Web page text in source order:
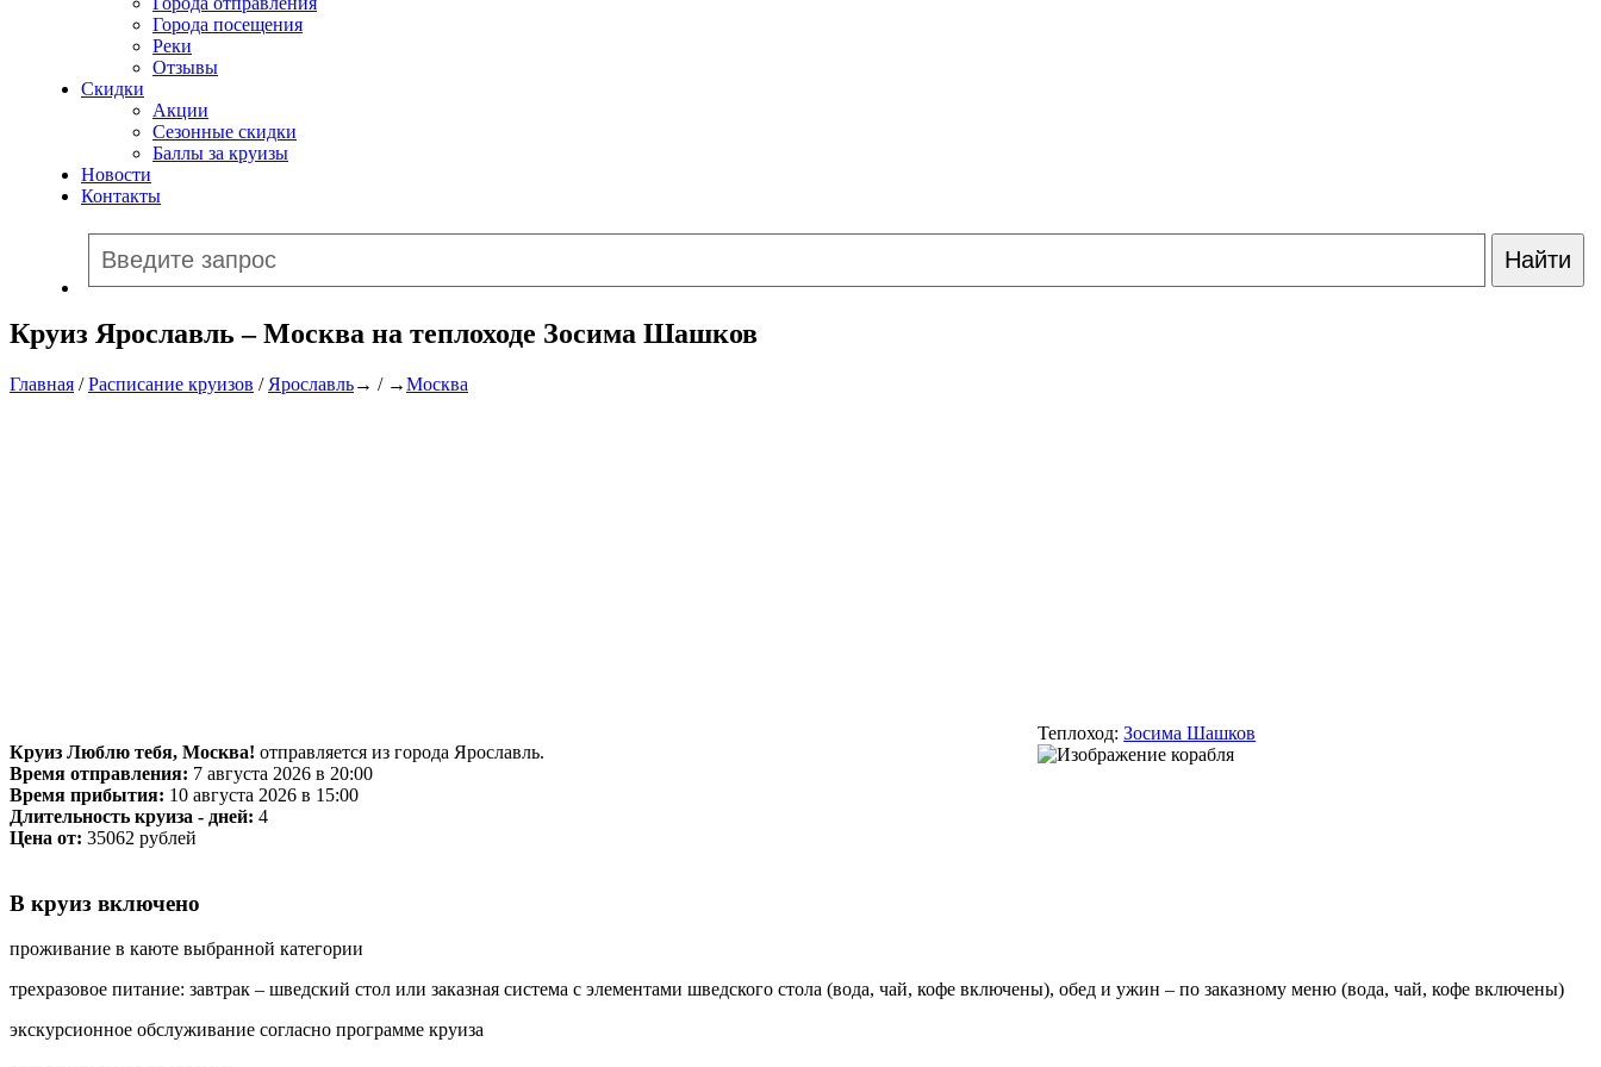
Города посещения
Реки
Отзывы
Скидки
Акции
Сезонные скидки
Баллы за круизы
Новости
Контакты
Круиз Ярославль – Москва на теплоходе Зосима Шашков
Главная /Расписание круизов / Ярославль→ / →Москва
Круиз Люблю тебя, Москва! отправляется из города Ярославль.
Время отправления: 7 августа 2026 в 20:00
Время прибытия: 10 августа 2026 в 15:00
Длительность круиза - дней: 4
Цена от: 35062 рублей
Теплоход:Зосима Шашков
В круиз включено
проживание в каюте выбранной категории
трехразовое питание: завтрак – шведский стол или заказная система с элементами шведского стола (вода, чай, кофе включены), обед и ужин – по заказному меню (вода, чай, кофе включены)
экскурсионное обслуживание согласно программе круиза